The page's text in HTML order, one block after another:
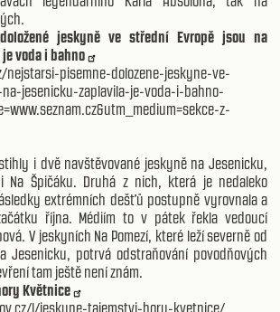
jeskyně ve střední Evropě jsou na
voda i bahno
pisemne-dolozene-jeskyne-ve-
jesenicku-zaplavila-je-voda-i-bahno-
z-
i dvě navštěvované jeskyně na Jesenicku,
Na Špičáku. Druhá z nich, která je nedaleko
extrémních dešťů postupně vyrovnala a
října. Médiím to v pátek řekla vedoucí
V jeskyních Na Pomezí, které leží severně od
Jesenicku, potrvá odstraňování povodňových
tam ještě není znám.
Květnice